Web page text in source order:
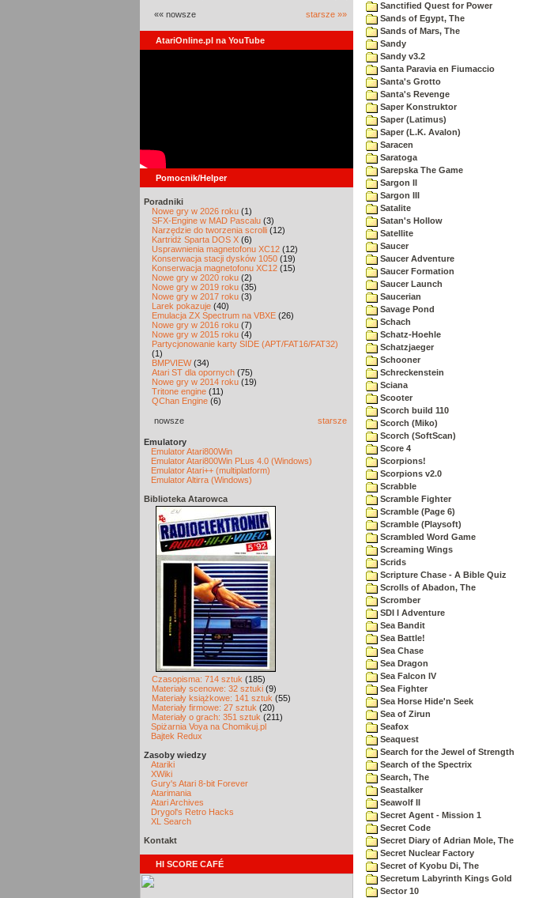
«« nowsze starsze »»
AtariOnline.pl na YouTube
Pomocnik/Helper
Poradniki
Nowe gry w 2026 roku (1)
SFX-Engine w MAD Pascalu (3)
Narzędzie do tworzenia scrolli (12)
Kartridż Sparta DOS X (6)
Usprawnienia magnetofonu XC12 (12)
Konserwacja stacji dysków 1050 (19)
Konserwacja magnetofonu XC12 (15)
Nowe gry w 2020 roku (2)
Nowe gry w 2019 roku (35)
Nowe gry w 2017 roku (3)
Larek pokazuje (40)
Emulacja ZX Spectrum na VBXE (26)
Nowe gry w 2016 roku (7)
Nowe gry w 2015 roku (4)
Partycjonowanie karty SIDE (APT/FAT16/FAT32)
(1)
BMPVIEW(34)
Atari ST dla opornych (75)
Nowe gry w 2014 roku (19)
Tritone engine (11)
QChan Engine (6)
nowsze starsze
Emulatory
Emulator Atari800Win
Emulator Atari800Win PLus 4.0 (Windows)
Emulator Atari++ (multiplatform)
Emulator Altirra (Windows)
Biblioteka Atarowca
Czasopisma: 714 sztuk (185)
Materiały scenowe: 32 sztuki (9)
Materiały książkowe: 141 sztuk (55)
Materiały firmowe: 27 sztuk (20)
Materiały o grach: 351 sztuk (211)
Spiżarnia Voya na Chomikuj.pl
Bajtek Redux
Zasoby wiedzy
Atariki
XWiki
Gury's Atari 8-bit Forever
Atarimania
Atari Archives
Drygol's Retro Hacks
XL Search
Kontakt
HI SCORE CAFÉ
Sanctified Quest for Power
Sands of Egypt, The
Sands of Mars, The
Sandy
Sandy v3.2
Santa Paravia en Fiumaccio
Santa's Grotto
Santa's Revenge
Saper Konstruktor
Saper (Latimus)
Saper (L.K. Avalon)
Saracen
Saratoga
Sarepska The Game
Sargon II
Sargon III
Satalite
Satan's Hollow
Satellite
Saucer
Saucer Adventure
Saucer Formation
Saucer Launch
Saucerian
Savage Pond
Schach
Schatz-Hoehle
Schatzjaeger
Schooner
Schreckenstein
Sciana
Scooter
Scorch build 110
Scorch (Miko)
Scorch (SoftScan)
Score 4
Scorpions!
Scorpions v2.0
Scrabble
Scramble Fighter
Scramble (Page 6)
Scramble (Playsoft)
Scrambled Word Game
Screaming Wings
Scrids
Scripture Chase - A Bible Quiz
Scrolls of Abadon, The
Scromber
SDI I Adventure
Sea Bandit
Sea Battle!
Sea Chase
Sea Dragon
Sea Falcon IV
Sea Fighter
Sea Horse Hide'n Seek
Sea of Zirun
Seafox
Seaquest
Search for the Jewel of Strength
Search of the Spectrix
Search, The
Seastalker
Seawolf II
Secret Agent - Mission 1
Secret Code
Secret Diary of Adrian Mole, The
Secret Nuclear Factory
Secret of Kyobu Di, The
Secretum Labyrinth Kings Gold
Sector 10